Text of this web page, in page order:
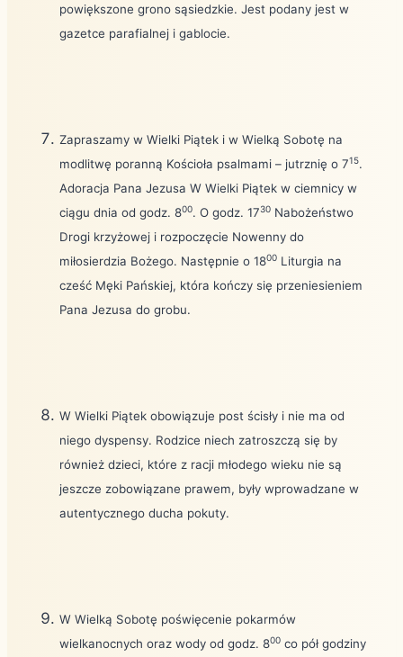
powiększone grono sąsiedzkie. Jest podany jest w
gazetce parafialnej i gablocie.
Zapraszamy w Wielki Piątek i w Wielką Sobotę na
modlitwę poranną Kościoła psalmami – jutrznię o 715.
Adoracja Pana Jezusa W Wielki Piątek w ciemnicy w
ciągu dnia od godz. 800. O godz. 1730 Nabożeństwo
Drogi krzyżowej i rozpoczęcie Nowenny do
miłosierdzia Bożego. Następnie o 1800 Liturgia na
cześć Męki Pańskiej, która kończy się przeniesieniem
Pana Jezusa do grobu.
W Wielki Piątek obowiązuje post ścisły i nie ma od
niego dyspensy. Rodzice niech zatroszczą się by
również dzieci, które z racji młodego wieku nie są
jeszcze zobowiązane prawem, były wprowadzane w
autentycznego ducha pokuty.
W Wielką Sobotę poświęcenie pokarmów
wielkanocnych oraz wody od godz. 800 co pół godziny